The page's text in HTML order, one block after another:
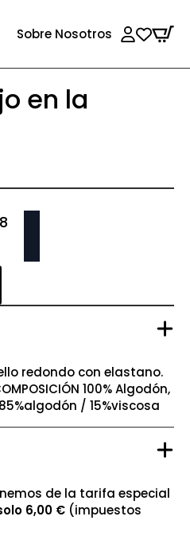
Sobre Nosotros
en la
redondo con elastano.
100% Algodón,
/ 15%viscosa
de la tarifa especial
6,00 € (impuestos